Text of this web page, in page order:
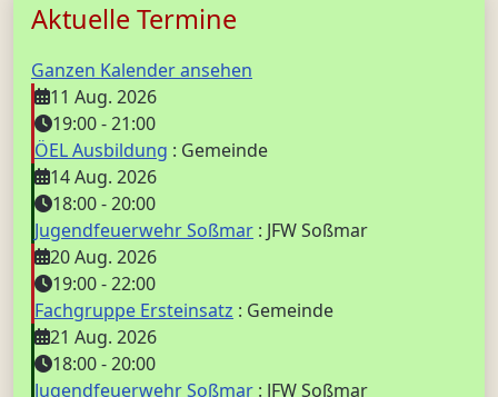
Aktuelle Termine
Ganzen Kalender ansehen
11 Aug. 2026
19:00-21:00
ÖEL Ausbildung : Gemeinde
14 Aug. 2026
18:00-20:00
Jugendfeuerwehr Soßmar : JFW Soßmar
20 Aug. 2026
19:00-22:00
Fachgruppe Ersteinsatz : Gemeinde
21 Aug. 2026
18:00-20:00
Jugendfeuerwehr Soßmar : JFW Soßmar